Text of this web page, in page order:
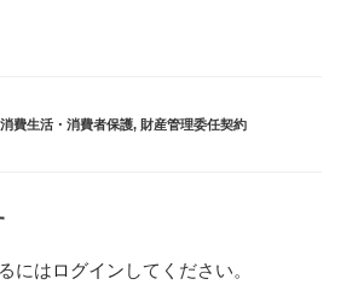
消費生活・消費者保護, 財産管理委任契約
にはログイン してください。